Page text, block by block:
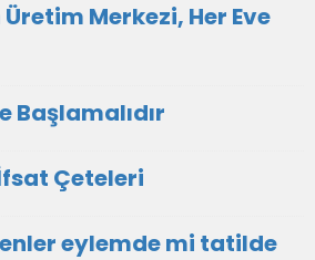
Üretim Merkezi, Her Eve
Başlamalıdır
Çeteleri
eylemde mi tatilde